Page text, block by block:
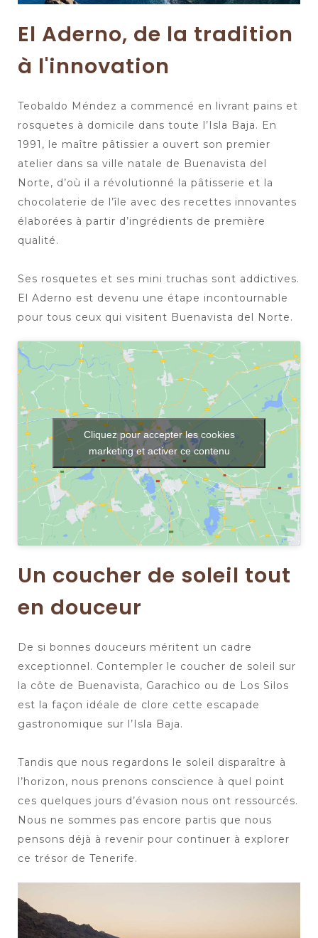
El Aderno, de la tradition
à l'innovation
Teobaldo Méndez a commencé en livrant pains et
rosquetes à domicile dans toute l’Isla Baja. En
1991, le maître pâtissier a ouvert son premier
atelier dans sa ville natale de Buenavista del
Norte, d’où il a révolutionné la pâtisserie et la
chocolaterie de l’île avec des recettes innovantes
élaborées à partir d’ingrédients de première
qualité.
Ses rosquetes et ses mini truchas sont addictives.
El Aderno est devenu une étape incontournable
pour tous ceux qui visitent Buenavista del Norte.
Cliquez pour accepter les cookies
marketing et activer ce contenu
Un coucher de soleil tout
en douceur
De si bonnes douceurs méritent un cadre
exceptionnel. Contempler le coucher de soleil sur
la côte de Buenavista, Garachico ou de Los Silos
est la façon idéale de clore cette escapade
gastronomique sur l’Isla Baja.
Tandis que nous regardons le soleil disparaître à
l’horizon, nous prenons conscience à quel point
ces quelques jours d’évasion nous ont ressourcés.
Nous ne sommes pas encore partis que nous
pensons déjà à revenir pour continuer à explorer
ce trésor de Tenerife.